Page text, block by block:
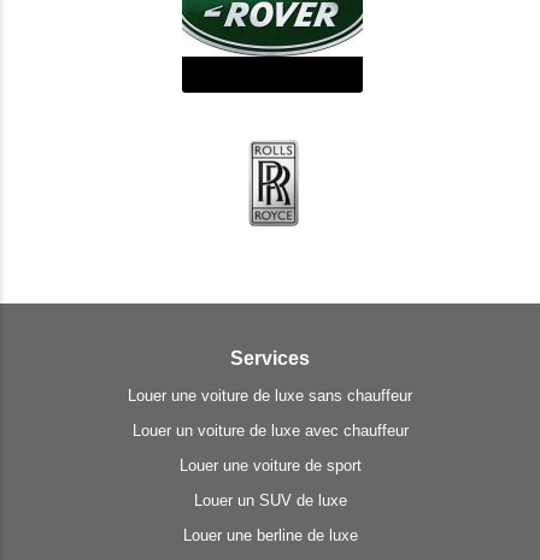
Services
Louer une voiture de luxe sans chauffeur
Louer un voiture de luxe avec chauffeur
Louer une voiture de sport
Louer un SUV de luxe
Louer une berline de luxe